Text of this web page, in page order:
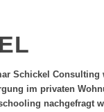
Schickel Consulting
im privaten
nachgefragt